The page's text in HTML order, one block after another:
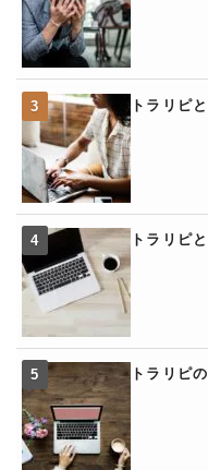
トラリピ
トラリピ
トラリピ